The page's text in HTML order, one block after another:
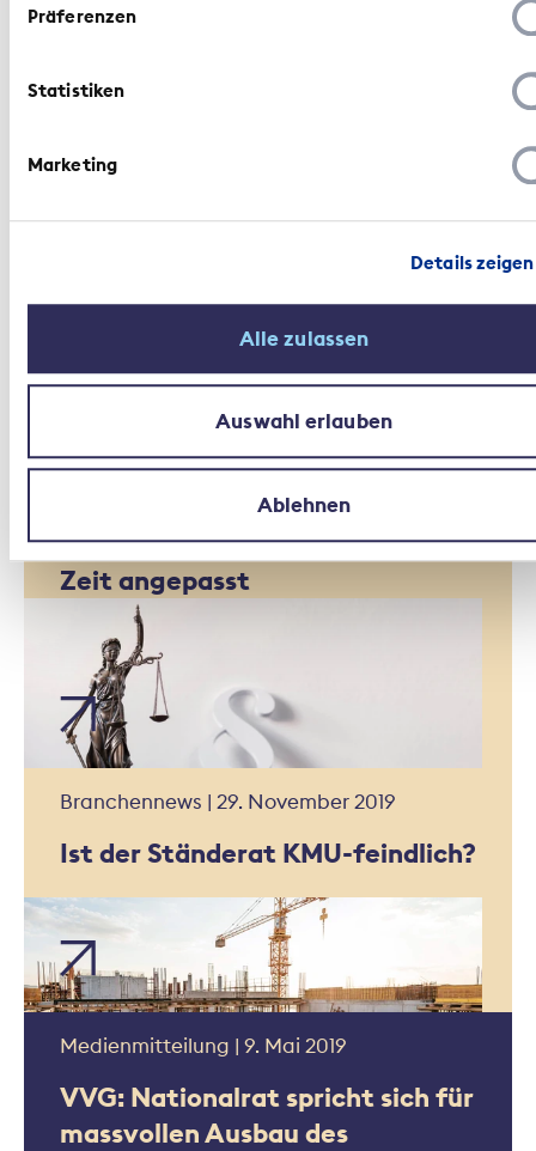
Präferenzen
Statistiken
Marketing
Details zeigen
Alle zulassen
Auswahl erlauben
Ablehnen
Bundesgerichtsurteil zu
Medienmitteilung | 19. Juni 2020
Versicherungsvertragsgesetz:
ausgewogen und dem Lauf der
Zeit angepasst
Branchennews | 29. November 2019
Ist der Ständerat KMU-feindlich?
Medienmitteilung | 9. Mai 2019
VVG: Nationalrat spricht sich für
massvollen Ausbau des